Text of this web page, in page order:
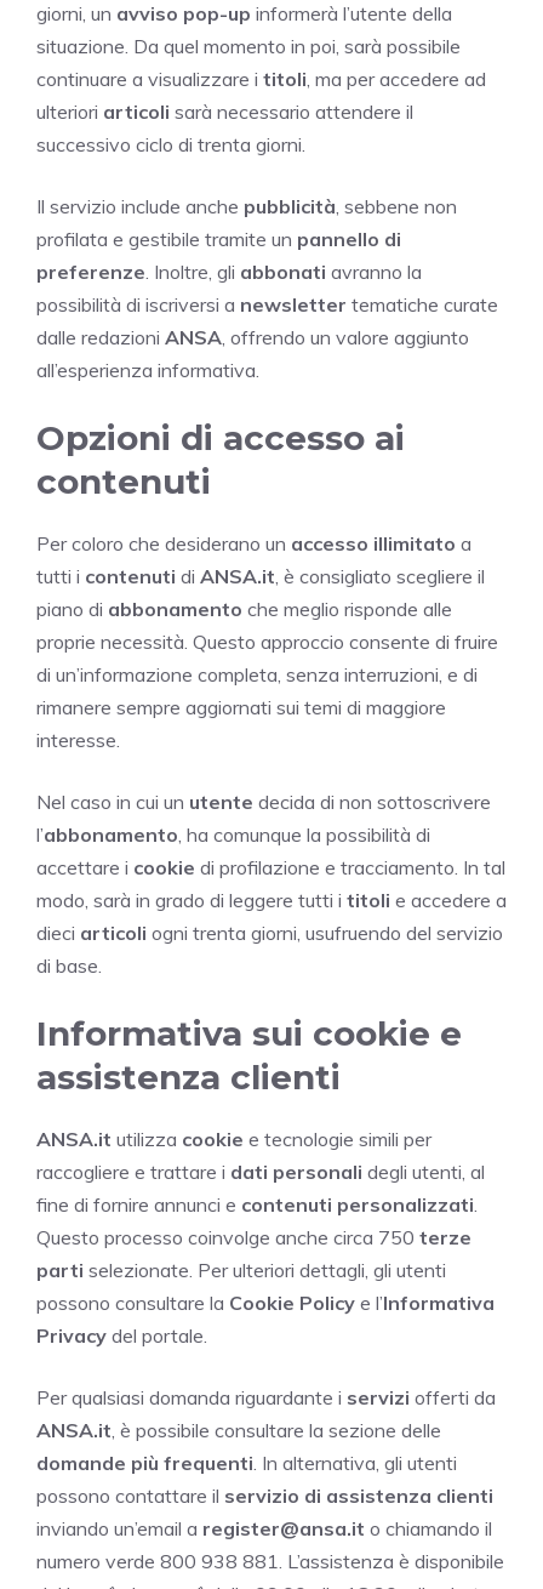
giorni, un avviso pop-up informerà l’utente della
situazione. Da quel momento in poi, sarà possibile
continuare a visualizzare i titoli, ma per accedere ad
ulteriori articoli sarà necessario attendere il
successivo ciclo di trenta giorni.
Il servizio include anche pubblicità, sebbene non
profilata e gestibile tramite un pannello di
preferenze. Inoltre, gli abbonati avranno la
possibilità di iscriversi a newsletter tematiche curate
dalle redazioni ANSA, offrendo un valore aggiunto
all’esperienza informativa.
Opzioni di accesso ai
contenuti
Per coloro che desiderano un accesso illimitato a
tutti i contenuti di ANSA.it, è consigliato scegliere il
piano di abbonamento che meglio risponde alle
proprie necessità. Questo approccio consente di fruire
di un’informazione completa, senza interruzioni, e di
rimanere sempre aggiornati sui temi di maggiore
interesse.
Nel caso in cui un utente decida di non sottoscrivere
l’abbonamento, ha comunque la possibilità di
accettare i cookie di profilazione e tracciamento. In tal
modo, sarà in grado di leggere tutti i titoli e accedere a
dieci articoli ogni trenta giorni, usufruendo del servizio
di base.
Informativa sui cookie e
assistenza clienti
ANSA.it utilizza cookie e tecnologie simili per
raccogliere e trattare i dati personali degli utenti, al
fine di fornire annunci e contenuti personalizzati.
Questo processo coinvolge anche circa 750 terze
parti selezionate. Per ulteriori dettagli, gli utenti
possono consultare la Cookie Policy e l’Informativa
Privacy del portale.
Per qualsiasi domanda riguardante i servizi offerti da
ANSA.it, è possibile consultare la sezione delle
domande più frequenti. In alternativa, gli utenti
possono contattare il servizio di assistenza clienti
inviando un’email a register@ansa.it o chiamando il
numero verde 800 938 881. L’assistenza è disponibile